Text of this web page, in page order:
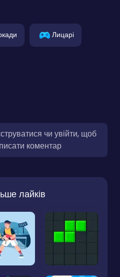
Лицарі
чи увійти, щоб
коментар
лайків